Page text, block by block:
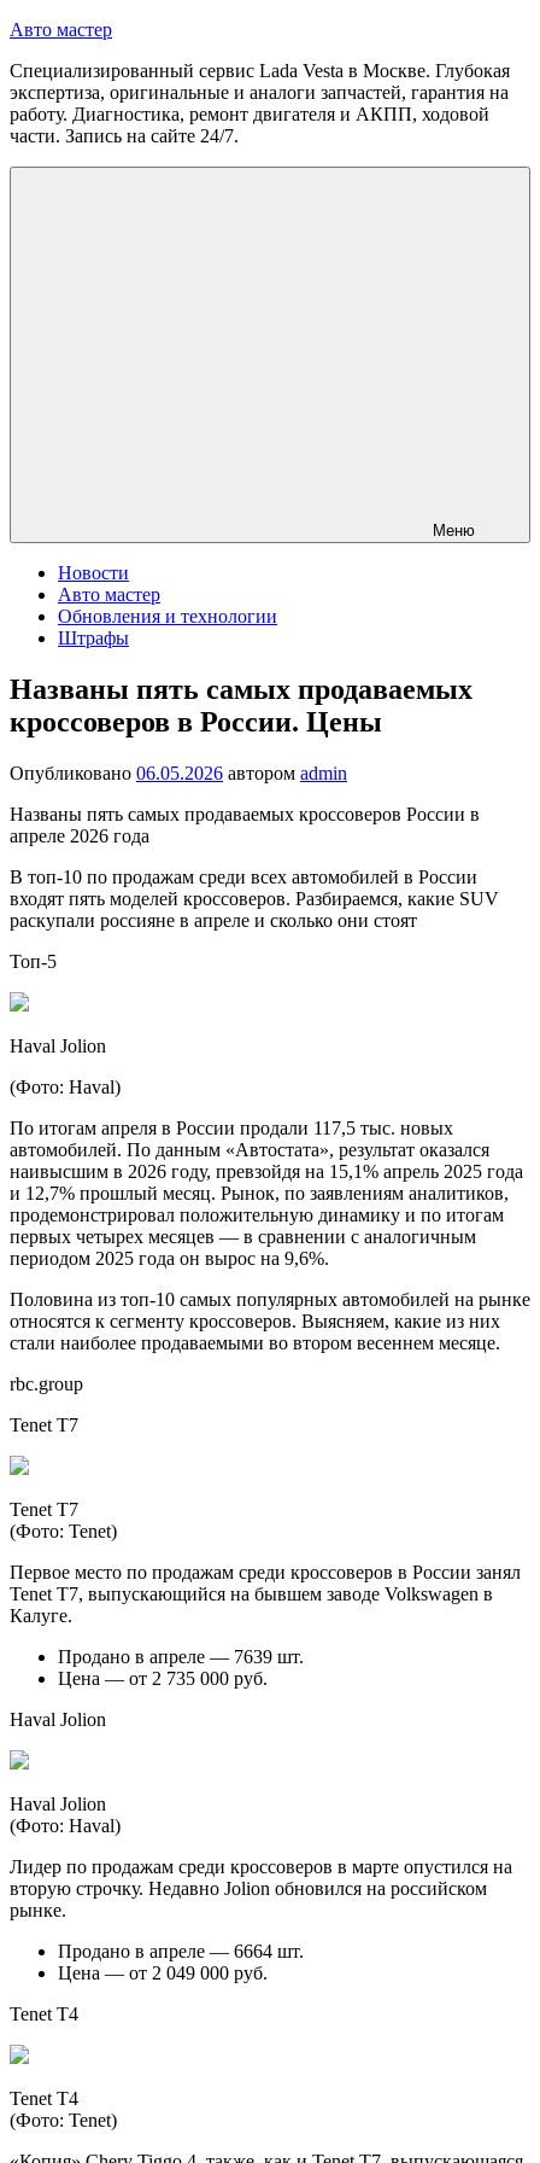
Перейти
содержимому
Авто мастер
Специализированный сервис Lada Vesta в Москве. Глубокая
экспертиза, оригинальные и аналоги запчастей, гарантия на
работу. Диагностика, ремонт двигателя и АКПП, ходовой
части. Запись на сайте 24/7.
Меню
Новости
Авто мастер
Обновления и технологии
Штрафы
Названы пять самых продаваемых
кроссоверов в России. Цены
Опубликовано 06.05.2026 автором admin
Названы пять самых продаваемых кроссоверов России в
апреле 2026 года
В топ-10 по продажам среди всех автомобилей в России
входят пять моделей кроссоверов. Разбираемся, какие SUV
раскупали россияне в апреле и сколько они стоят
Топ-5
Haval Jolion
(Фото: Haval)
По итогам апреля в России продали 117,5 тыс. новых
автомобилей. По данным «Автостата», результат оказался
наивысшим в 2026 году, превзойдя на 15,1% апрель 2025 года
и 12,7% прошлый месяц. Рынок, по заявлениям аналитиков,
продемонстрировал положительную динамику и по итогам
первых четырех месяцев — в сравнении с аналогичным
периодом 2025 года он вырос на 9,6%.
Половина из топ-10 самых популярных автомобилей на рынке
относятся к сегменту кроссоверов. Выясняем, какие из них
стали наиболее продаваемыми во втором весеннем месяце.
rbc.group
Tenet T7
Tenet T7
(Фото: Tenet)
Первое место по продажам среди кроссоверов в России занял
Tenet T7, выпускающийся на бывшем заводе Volkswagen в
Калуге.
Продано в апреле — 7639 шт.
Цена — от 2 735 000 руб.
Haval Jolion
Haval Jolion
(Фото: Haval)
Лидер по продажам среди кроссоверов в марте опустился на
вторую строчку. Недавно Jolion обновился на российском
рынке.
Продано в апреле — 6664 шт.
Цена — от 2 049 000 руб.
Tenet T4
Tenet T4
(Фото: Tenet)